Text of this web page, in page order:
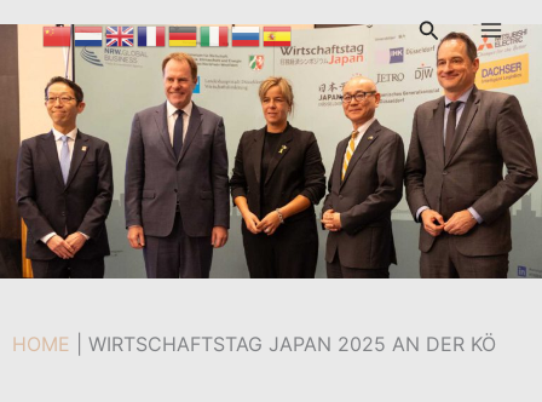
Inhalt
springen
Suchen
Vonadmin / 27. Mai 2025
HOME WIRTSCHAFTSTAG JAPAN 2025 AN DER KÖ